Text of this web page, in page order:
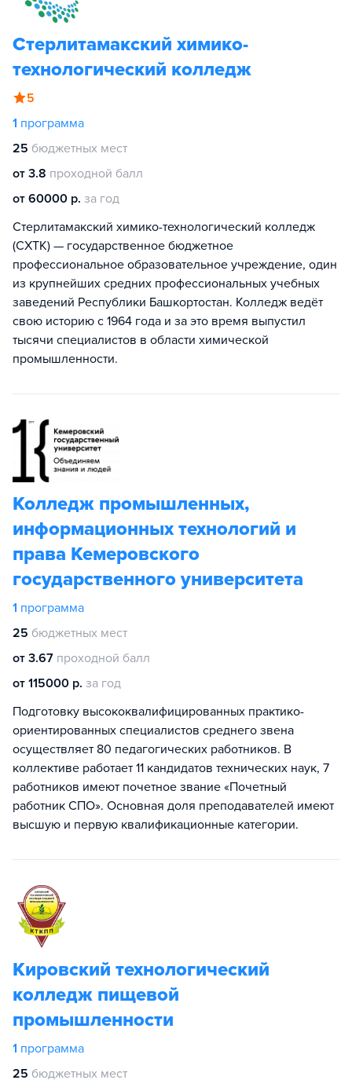
Стерлитамакский химико-
технологический колледж
5
1 программа
25 бюджетных мест
от 3.8 проходной балл
от 60000 р. за год
Стерлитамакский химико-технологический колледж
(СХТК) — государственное бюджетное
профессиональное образовательное учреждение, один
из крупнейших средних профессиональных учебных
заведений Республики Башкортостан. Колледж ведёт
свою историю с 1964 года и за это время выпустил
тысячи специалистов в области химической
промышленности.
Колледж промышленных,
информационных технологий и
права Кемеровского
государственного университета
1 программа
25 бюджетных мест
от 3.67 проходной балл
от 115000 р. за год
Подготовку высококвалифицированных практико-
ориентированных специалистов среднего звена
осуществляет 80 педагогических работников. В
коллективе работает 11 кандидатов технических наук, 7
работников имеют почетное звание «Почетный
работник СПО». Основная доля преподавателей имеют
высшую и первую квалификационные категории.
Кировский технологический
колледж пищевой
промышленности
1 программа
25 бюджетных мест